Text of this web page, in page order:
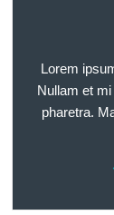
Lorem
Nullam et
pharetra.
orci.
accumsan